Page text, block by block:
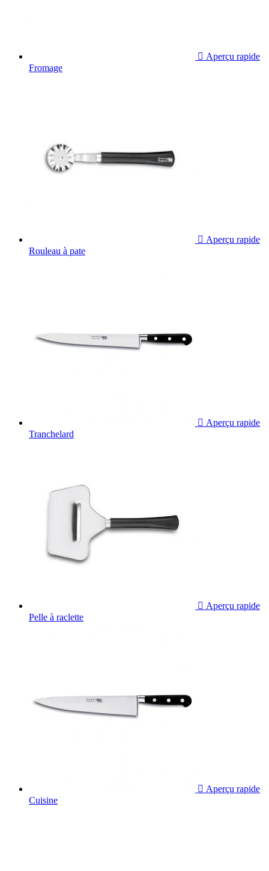
 Aperçu rapide
Fromage
 Aperçu rapide
Rouleau à pate
 Aperçu rapide
Tranchelard
 Aperçu rapide
Pelle à raclette
 Aperçu rapide
Cuisine